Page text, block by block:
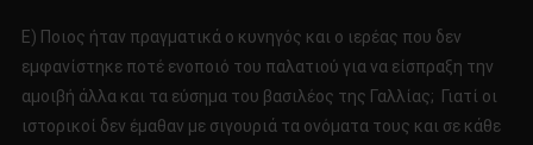
Ε) Ποιος ήταν πραγματικά ο κυνηγός και ο ιερέας που δεν
εμφανίστηκε ποτέ ενοποιό του παλατιού για να είσπραξη την
αμοιβή άλλα και τα εύσημα του βασιλέος της Γαλλίας; Γιατί οι
ιστορικοί δεν έμαθαν με σιγουριά τα ονόματα τους και σε κάθε